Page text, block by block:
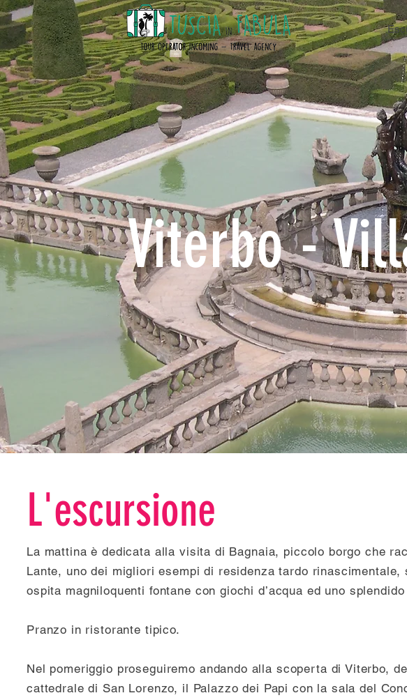
Viterbo -
L'escursione
La mattina è dedicata alla visita di Bagnaia, piccolo borgo che
Lante, uno dei migliori esempi di residenza tardo
ospita magniloquenti fontane con giochi d’acqua ed uno
Pranzo in ristorante tipico.
Nel pomeriggio proseguiremo andando alla scoperta di Viterbo,
cattedrale di San Lorenzo, il Palazzo dei Papi con la sala del